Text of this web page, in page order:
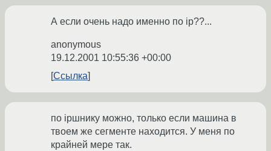
А если очень надо именно по ip??...
anonymous
19.12.2001 10:55:36 +00:00
Ссылка
по ipшнику можно, только если машина в
твоем же сегменте находится. У меня по
крайней мере так.